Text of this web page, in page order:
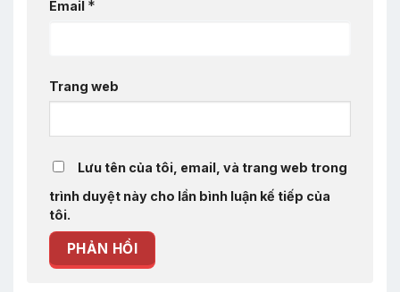
Email *
Trang web
Lưu tên của tôi, email, và trang web trong
trình duyệt này cho lần bình luận kế tiếp của
tôi.